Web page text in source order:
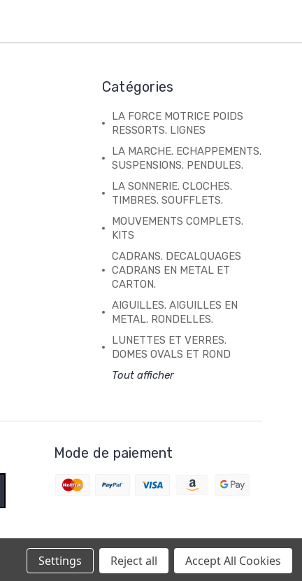
Catégories
LA FORCE MOTRICE POIDS
RESSORTS. LIGNES
LA MARCHE. ECHAPPEMENTS.
SUSPENSIONS. PENDULES.
LA SONNERIE. CLOCHES.
TIMBRES. SOUFFLETS.
MOUVEMENTS COMPLETS.
KITS
CADRANS. DECALQUAGES
CADRANS EN METAL ET
CARTON.
AIGUILLES. AIGUILLES EN
METAL. RONDELLES.
LUNETTES ET VERRES.
DOMES OVALS ET ROND
Tout afficher
Mode de paiement
Settings Reject all Accept All Cookies